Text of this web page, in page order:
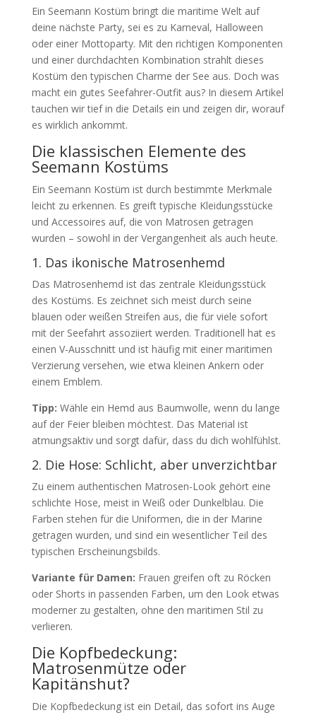
Ein Seemann Kostüm bringt die maritime Welt auf
deine nächste Party, sei es zu Karneval, Halloween
oder einer Mottoparty. Mit den richtigen Komponenten
und einer durchdachten Kombination strahlt dieses
Kostüm den typischen Charme der See aus. Doch was
macht ein gutes Seefahrer-Outfit aus? In diesem Artikel
tauchen wir tief in die Details ein und zeigen dir, worauf
es wirklich ankommt.
Die klassischen Elemente des
Seemann Kostüms
Ein Seemann Kostüm ist durch bestimmte Merkmale
leicht zu erkennen. Es greift typische Kleidungsstücke
und Accessoires auf, die von Matrosen getragen
wurden – sowohl in der Vergangenheit als auch heute.
1. Das ikonische Matrosenhemd
Das Matrosenhemd ist das zentrale Kleidungsstück
des Kostüms. Es zeichnet sich meist durch seine
blauen oder weißen Streifen aus, die für viele sofort
mit der Seefahrt assoziiert werden. Traditionell hat es
einen V-Ausschnitt und ist häufig mit einer maritimen
Verzierung versehen, wie etwa kleinen Ankern oder
einem Emblem.
Tipp: Wähle ein Hemd aus Baumwolle, wenn du lange
auf der Feier bleiben möchtest. Das Material ist
atmungsaktiv und sorgt dafür, dass du dich wohlfühlst.
2. Die Hose: Schlicht, aber unverzichtbar
Zu einem authentischen Matrosen-Look gehört eine
schlichte Hose, meist in Weiß oder Dunkelblau. Die
Farben stehen für die Uniformen, die in der Marine
getragen wurden, und sind ein wesentlicher Teil des
typischen Erscheinungsbilds.
Variante für Damen: Frauen greifen oft zu Röcken
oder Shorts in passenden Farben, um den Look etwas
moderner zu gestalten, ohne den maritimen Stil zu
verlieren.
Die Kopfbedeckung:
Matrosenmütze oder
Kapitänshut?
Die Kopfbedeckung ist ein Detail, das sofort ins Auge